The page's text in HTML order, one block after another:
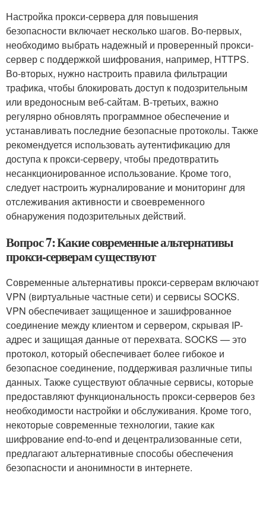
Настройка прокси-сервера для повышения
безопасности включает несколько шагов. Во-первых,
необходимо выбрать надежный и проверенный прокси-
сервер с поддержкой шифрования, например, HTTPS.
Во-вторых, нужно настроить правила фильтрации
трафика, чтобы блокировать доступ к подозрительным
или вредоносным веб-сайтам. В-третьих, важно
регулярно обновлять программное обеспечение и
устанавливать последние безопасные протоколы. Также
рекомендуется использовать аутентификацию для
доступа к прокси-серверу, чтобы предотвратить
несанкционированное использование. Кроме того,
следует настроить журналирование и мониторинг для
отслеживания активности и своевременного
обнаружения подозрительных действий.
Вопрос 7: Какие современные альтернативы
прокси-серверам существуют
Современные альтернативы прокси-серверам включают
VPN (виртуальные частные сети) и сервисы SOCKS.
VPN обеспечивает защищенное и зашифрованное
соединение между клиентом и сервером, скрывая IP-
адрес и защищая данные от перехвата. SOCKS — это
протокол, который обеспечивает более гибокое и
безопасное соединение, поддерживая различные типы
данных. Также существуют облачные сервисы, которые
предоставляют функциональность прокси-серверов без
необходимости настройки и обслуживания. Кроме того,
некоторые современные технологии, такие как
шифрование end-to-end и децентрализованные сети,
предлагают альтернативные способы обеспечения
безопасности и анонимности в интернете.